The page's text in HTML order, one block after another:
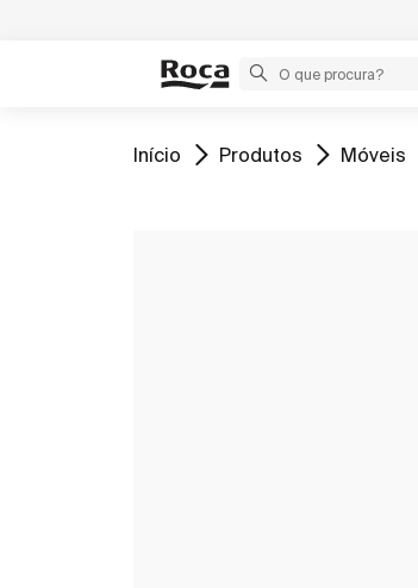
Ir para
Início Ir para
Produtos Ir para
Móveis